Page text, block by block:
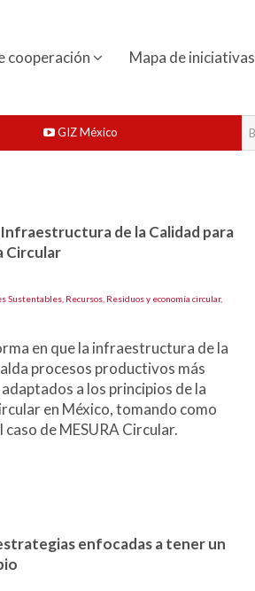
cooperación Mapa de iniciativas
GIZ México
de la Calidad para
Circular
Sustentables, Recursos, Residuos y economía circular,
en que la infraestructura de la
procesos productivos más
a los principios de la
en México, tomando como
de MESURA Circular.
enfocadas a tener un